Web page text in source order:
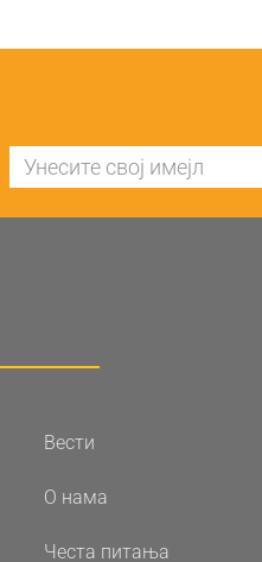
Вести
О нама
Честа питања